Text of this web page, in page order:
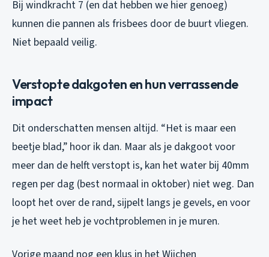
Bij windkracht 7 (en dat hebben we hier genoeg)
kunnen die pannen als frisbees door de buurt vliegen.
Niet bepaald veilig.
Verstopte dakgoten en hun verrassende
impact
Dit onderschatten mensen altijd. “Het is maar een
beetje blad,” hoor ik dan. Maar als je dakgoot voor
meer dan de helft verstopt is, kan het water bij 40mm
regen per dag (best normaal in oktober) niet weg. Dan
loopt het over de rand, sijpelt langs je gevels, en voor
je het weet heb je vochtproblemen in je muren.